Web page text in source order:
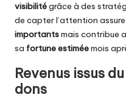
visibilitégrâce à des
de capter l’attention
importantsmais contribue
sa fortune estiméemois
Revenus issus
dons